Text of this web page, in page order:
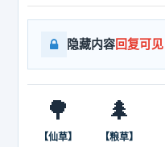
隐藏内容回复可见
🌳
【仙草】
🌲
【粮草】